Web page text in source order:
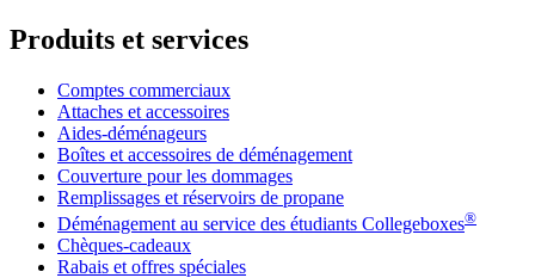
Produits et services
Comptes commerciaux
Attaches et accessoires
Aides-déménageurs
Boîtes et accessoires de déménagement
Couverture pour les dommages
Remplissages et réservoirs de propane
Déménagement au service des étudiants Collegeboxes®
Chèques-cadeaux
Rabais et offres spéciales